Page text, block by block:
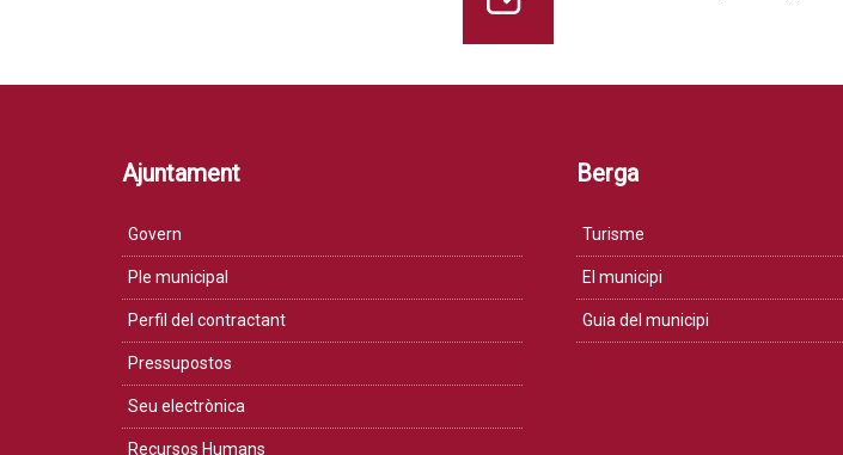
Ajuntament
Govern
Ple municipal
Perfil del contractant
Pressupostos
Seu electrònica
Recursos Humans
Berga
Turisme
El municipi
Guia del municipi